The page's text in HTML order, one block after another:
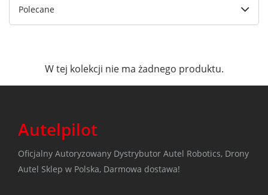
Polecane
W tej kolekcji nie ma żadnego produktu.
Autelpilot
Oficjalny Autoryzowany Dystrybutor Autel Robotics, Drony
Autel Sklep w Polska, Darmowa dostawa!